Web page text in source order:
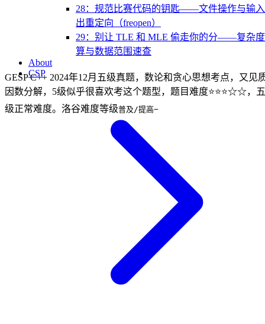
28：规范比赛代码的钥匙——文件操作与输
出重定向（freopen）
29：别让 TLE 和 MLE 偷走你的分——复杂
算与数据范围速查
About
CSP
GESP C++ 2024年12月五级真题，数论和贪心思想考点，又见
因数分解，5级似乎很喜欢考这个题型，题目难度⭐⭐⭐☆☆，五
级正常难度。洛谷难度等级普及/提高−